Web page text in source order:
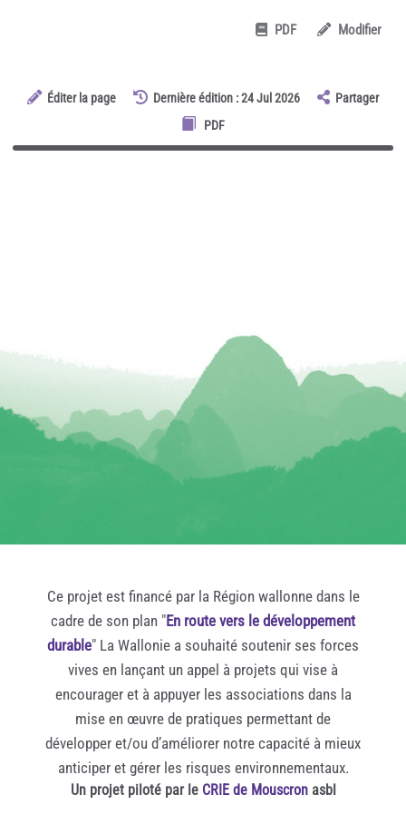
PDF Modifier
Éditer la page Dernière édition : 24 Jul 2026
Partager
PDF
Ce projet est financé par la Région wallonne dans le
cadre de son plan "En route vers le développement
durable" La Wallonie a souhaité soutenir ses forces
vives en lançant un appel à projets qui vise à
encourager et à appuyer les associations dans la
mise en œuvre de pratiques permettant de
développer et/ou d’améliorer notre capacité à mieux
anticiper et gérer les risques environnementaux.
Un projet piloté par le CRIE de Mouscronasbl